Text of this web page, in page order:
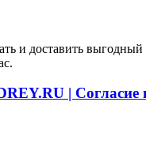
и доставить
|